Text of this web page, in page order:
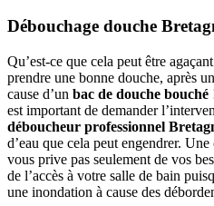
Débouchage douche
Qu’est-ce que cela peut être
prendre une bonne douche, après
cause d’un bac de douche bouché
est important de demander
déboucheur professionnel
d’eau que cela peut engendrer. Une
vous prive pas seulement de vos
de l’accès à votre salle de bain
une inondation à cause des